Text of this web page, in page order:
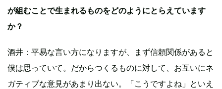
が組むことで生まれるものをどのようにとらえています
か？
酒井：平易な言い方になりますが、まず信頼関係があると
僕は思っていて。だからつくるものに対して、お互いにネ
ガティブな意見があまり出ない。「こうですよね」といえ